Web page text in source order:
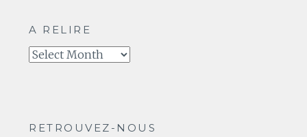
A RELIRE
A
RETROUVEZ-NOUS